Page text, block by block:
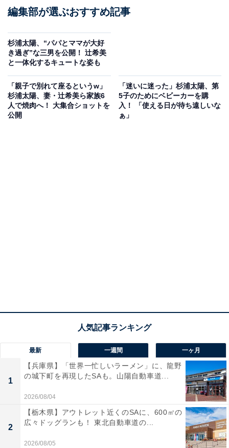
編集部が選ぶおすすめ記事
杉浦太陽、“パパとママが大好
き過ぎ”な三男を公開！ 辻希美
と一体化するキュートな姿も
「親子で別れて座るというw」
杉浦太陽、妻・辻希美ら家族6
人で焼肉へ！ 大集合ショットを
公開
「迷いに迷った」杉浦太陽、第
5子のためにベビーカーを購
入！ 「使える日が待ち遠しいな
ぁ」
最新 一週間 一ヶ月
1
【兵庫県】「世界一忙しいラーメン」に、龍野
の城下町を再現したSAも。山陽自動車道...
2026/08/04
2
【栃木県】アウトレット近くのSAに、600㎡の
広々ドッグランも！ 東北自動車道の...
2026/08/05